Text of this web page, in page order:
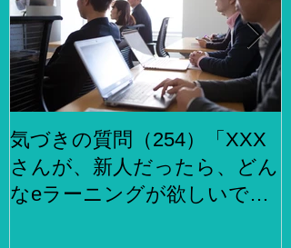
気づきの質問（254）「XXX
さんが、新人だったら、どん
なeラーニングが欲しいです